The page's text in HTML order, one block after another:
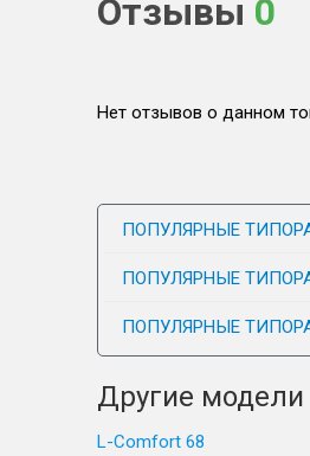
Отзывы 0
Нет отзывов о данном
ПОПУЛЯРНЫЕ
ПОПУЛЯРНЫЕ
ПОПУЛЯРНЫЕ
Другие
L-Comfort 68